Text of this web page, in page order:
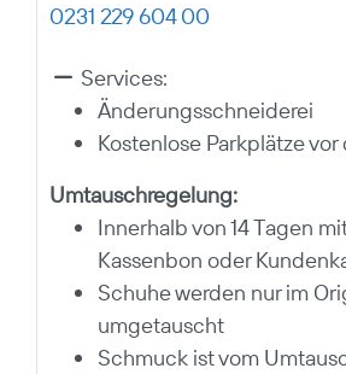
0231 229 604 00
Services:
Änderungsschneiderei
Kostenlose Parkplätze vor
Umtauschregelung:
Innerhalb von 14 Tagen
Kassenbon oder
Schuhe werden nur im
umgetauscht
Schmuck ist vom